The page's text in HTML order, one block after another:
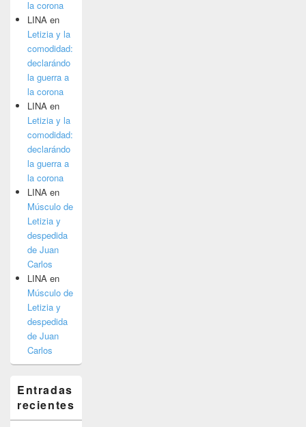
la corona
LINA en
Letizia y la
comodidad:
declarándo
la guerra a
la corona
LINA en
Letizia y la
comodidad:
declarándo
la guerra a
la corona
LINA en
Músculo de
Letizia y
despedida
de Juan
Carlos
LINA en
Músculo de
Letizia y
despedida
de Juan
Carlos
Entradas
recientes